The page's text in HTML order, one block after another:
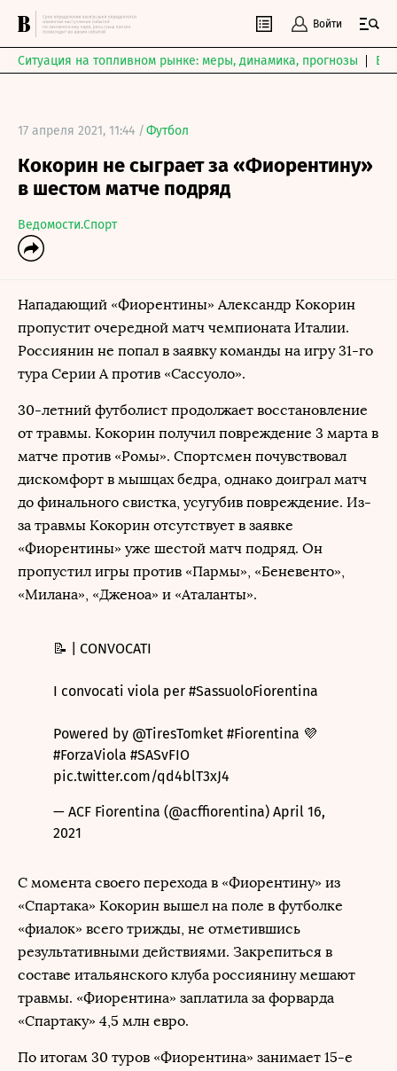
Войти
Ситуация на топливном рынке: меры, динамика, прогнозы
17 апреля 2021, 11:44 /Футбол
Кокорин не сыграет за «Фиорентину»
в шестом матче подряд
Ведомости.Спорт
Нападающий «Фиорентины» Александр Кокорин
пропустит очередной матч чемпионата Италии.
Россиянин не попал в заявку команды на игру 31-го
тура Серии А против «Сассуоло».
30-летний футболист продолжает восстановление
от травмы. Кокорин получил повреждение 3 марта в
матче против «Ромы». Спортсмен почувствовал
дискомфорт в мышцах бедра, однако доиграл матч
до финального свистка, усугубив повреждение. Из-
за травмы Кокорин отсутствует в заявке
«Фиорентины» уже шестой матч подряд. Он
пропустил игры против «Пармы», «Беневенто»,
«Милана», «Дженоа» и «Аталанты».
📝 | CONVOCATI
I convocati viola per #SassuoloFiorentina
Powered by @TiresTomket #Fiorentina 💜
#ForzaViola #SASvFIO
pic.twitter.com/qd4blT3xJ4
— ACF Fiorentina (@acffiorentina) April 16,
2021
С момента своего перехода в «Фиорентину» из
«Спартака» Кокорин вышел на поле в футболке
«фиалок» всего трижды, не отметившись
результативными действиями. Закрепиться в
составе итальянского клуба россиянину мешают
травмы. «Фиорентина» заплатила за форварда
«Спартаку» 4,5 млн евро.
По итогам 30 туров «Фиорентина» занимает 15-е